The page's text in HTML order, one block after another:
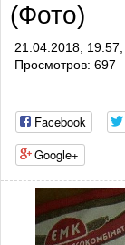
(Фото)
21.04.2018, 19:57,
Просмотров: 697
Facebook
Google+